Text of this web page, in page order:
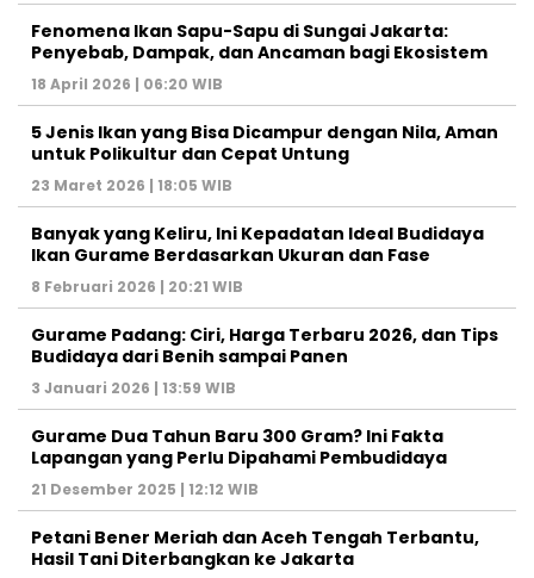
Fenomena Ikan Sapu-Sapu di Sungai Jakarta:
Penyebab, Dampak, dan Ancaman bagi Ekosistem
18 April 2026 | 06:20 WIB
5 Jenis Ikan yang Bisa Dicampur dengan Nila, Aman
untuk Polikultur dan Cepat Untung
23 Maret 2026 | 18:05 WIB
Banyak yang Keliru, Ini Kepadatan Ideal Budidaya
Ikan Gurame Berdasarkan Ukuran dan Fase
8 Februari 2026 | 20:21 WIB
Gurame Padang: Ciri, Harga Terbaru 2026, dan Tips
Budidaya dari Benih sampai Panen
3 Januari 2026 | 13:59 WIB
Gurame Dua Tahun Baru 300 Gram? Ini Fakta
Lapangan yang Perlu Dipahami Pembudidaya
21 Desember 2025 | 12:12 WIB
Petani Bener Meriah dan Aceh Tengah Terbantu,
Hasil Tani Diterbangkan ke Jakarta